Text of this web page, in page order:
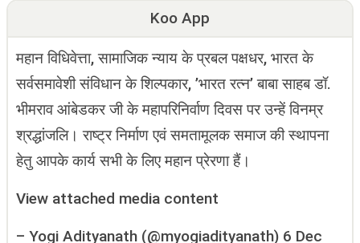
Koo App
महान विधिवेत्ता, सामाजिक न्याय के प्रबल पक्षधर, भारत के
सर्वसमावेशी संविधान के शिल्पकार, ’भारत रत्न’ बाबा साहब डॉ.
भीमराव आंबेडकर जी के महापरिनिर्वाण दिवस पर उन्हें विनम्र
श्रद्धांजलि। राष्ट्र निर्माण एवं समतामूलक समाज की स्थापना
हेतु आपके कार्य सभी के लिए महान प्रेरणा हैं।
View attached media content
– Yogi Adityanath (@myogiadityanath) 6 Dec